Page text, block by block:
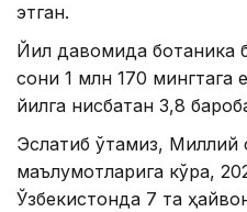
этган.
Йил давомида ботаника
сони 1 млн 170 мингтага
йилга нисбатан 3,8
Эслатиб ўтамиз, Миллий
маълумотларига кўра,
Ўзбекистонда 7 та